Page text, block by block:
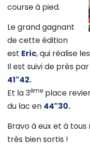
course à pied.
Le grand gagnant
de cette édition
est Eric, qui réalise
Il est suivi de près par
41″42.
Et la 3ème place
du lac en 44″30.
Bravo à eux et à
très bien sortis !